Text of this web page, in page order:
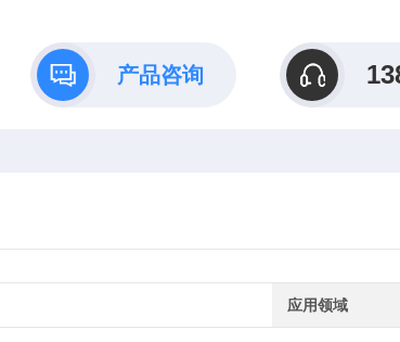
产品咨询
应用领域